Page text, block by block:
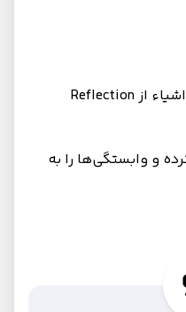
برای یافتن سرویس‌ها و ایجاد اشیاء از Reflection
و وابستگی‌ها را به